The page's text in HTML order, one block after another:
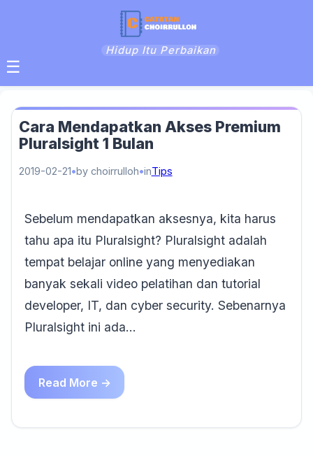
Hidup Itu Perbaikan
☰
Cara Mendapatkan Akses Premium
Pluralsight 1 Bulan
2019-02-21 by choirrulloh inTips
Sebelum mendapatkan aksesnya, kita harus
tahu apa itu Pluralsight? Pluralsight adalah
tempat belajar online yang menyediakan
banyak sekali video pelatihan dan tutorial
developer, IT, dan cyber security. Sebenarnya
Pluralsight ini ada…
Read More →